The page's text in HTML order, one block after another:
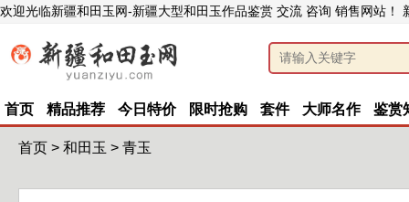
欢迎光临新疆和田玉网-新疆大型和田玉作品鉴赏 交流 咨询 销售网站！
首页 精品推荐 今日特价 限时抢购 套件 大师名作 鉴赏
首页 > 和田玉 > 青玉